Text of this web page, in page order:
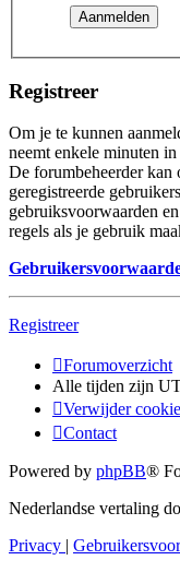
Registreer
Om je te kunnen
neemt enkele minuten
De forumbeheerder kan
geregistreerde
gebruiksvoorwaarden
regels als je gebruik
Registreer
Forumoverzicht
Alle tijden zijn
Verwijder
Contact
Powered by phpBB®
Nederlandse vertaling
Privacy |